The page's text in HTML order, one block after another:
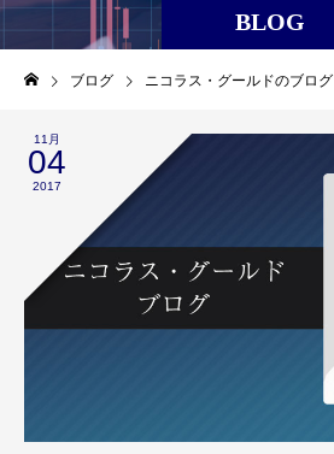
BLOG
ブログ ニコラス・グールドのブログ
11月
04
2017